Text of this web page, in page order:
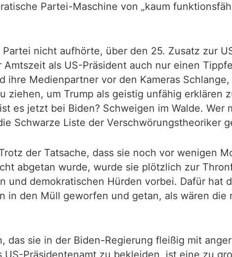
Partei-Maschine von „kaum
nicht aufhörte, über den 25. Zusatz zur
als US-Präsident auch nur einen
Medienpartner vor den Kameras
um Trump als geistig unfähig erklären
es jetzt bei Biden? Schweigen im Walde. Wer
Schwarze Liste der Verschwörungstheoriker
der Tatsache, dass sie noch vor wenigen
abgetan wurde, wurde sie plötzlich zur
und demokratischen Hürden vorbei. Dafür hat
in den Müll geworfen und getan, als wären die
das sie in der Biden-Regierung fleißig mit
Präsidentenamt zu bekleiden, ist eine zu